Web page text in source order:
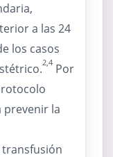
a las 24
los casos
2,4 Por
prevenir la
transfusión